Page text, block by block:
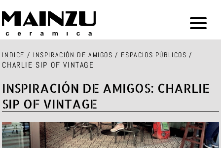
INDICE / INSPIRACIÓN DE AMIGOS / ESPACIOS PÚBLICOS /
CHARLIE SIP OF VINTAGE
INSPIRACIÓN DE AMIGOS: CHARLIE
SIP OF VINTAGE